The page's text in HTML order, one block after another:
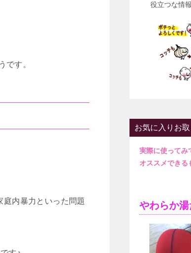
です。
内暴力といった問題
役立つな情
お気に入りお
実際に使ってみ
オススメできる
やわらか